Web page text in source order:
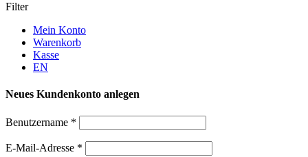
Filter
Mein Konto
Warenkorb
Kasse
EN
Neues Kundenkonto anlegen
Benutzername *
E-Mail-Adresse *